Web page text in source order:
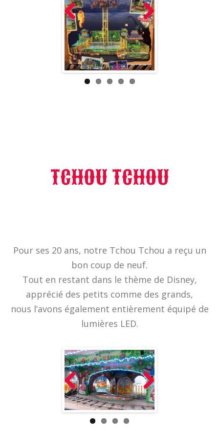
Prev
ious
Nex
t
TCHOU TCHOU
Pour ses 20 ans, notre Tchou Tchou a reçu un
bon coup de neuf.
Tout en restant dans le thème de Disney,
apprécié des petits comme des grands,
nous l’avons également entièrement équipé de
lumières LED.
Prev
ious
Nex
t